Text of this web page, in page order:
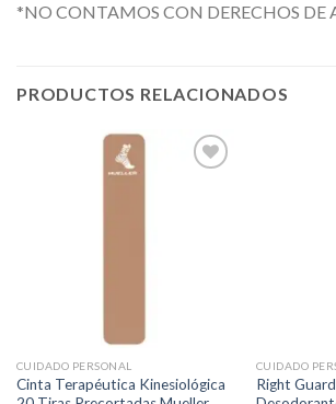
*NO CONTAMOS CON DERECHOS DE
PRODUCTOS RELACIONADOS
CUIDADO PERSONAL
Cinta Terapéutica Kinesiológica
CUIDADO
Right